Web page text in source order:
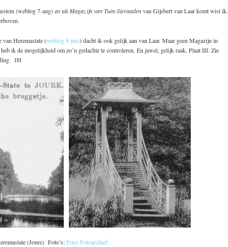
(weblog 7-aug) zo uitMagazijn van Tuin-Sieraadenvan Gijsbert van Laar komt wist ik.
van Heremastate (weblog 8 juni) dacht ik ook gelijk aan van Laar. Maar geen Magazijn in
ik de mogelijkheid om zo’n gedachte te controleren. En jawel, gelijk raak, Plaat III. Zie
JH
(Joure) Foto’s:Fries Fotoarchief